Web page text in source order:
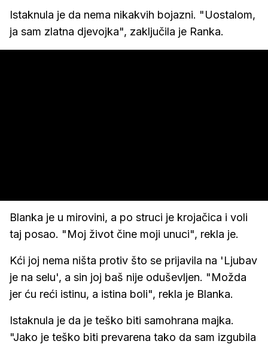
Istaknula je da nema nikakvih bojazni. "Uostalom,
ja sam zlatna djevojka", zaključila je Ranka.
Blanka je u mirovini, a po struci je krojačica i voli
taj posao. "Moj život čine moji unuci", rekla je.
Kći joj nema ništa protiv što se prijavila na 'Ljubav
je na selu', a sin joj baš nije oduševljen. "Možda
jer ću reći istinu, a istina boli", rekla je Blanka.
Istaknula je da je teško biti samohrana majka.
"Jako je teško biti prevarena tako da sam izgubila